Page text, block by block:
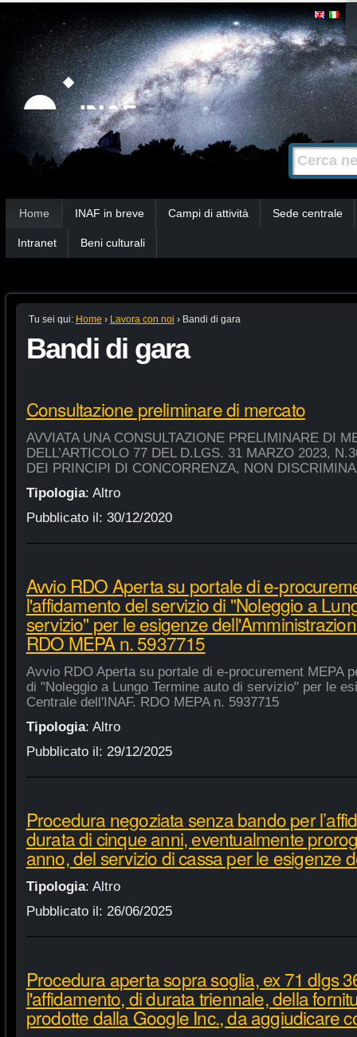
Strumenti
personali
Salta
contenuti.
|
Salta
alla
navigazione
Cerca nel
Ricerca
avanzata…
Home INAF in breve Campi di attività Sede centrale
Intranet Beni culturali
Tu sei qui: Home › Lavora con noi › Bandi di gara
Bandi di gara
Consultazione preliminare di mercato
AVVIATA UNA CONSULTAZIONE PRELIMINARE DI
DELL’ARTICOLO 77 DEL D.LGS. 31 MARZO 2023,
DEI PRINCIPI DI CONCORRENZA, NON
Tipologia: Altro
Pubblicato il: 30/12/2020
Avvio RDO Aperta su portale di e-
l'affidamento del servizio di "Noleggio a
servizio" per le esigenze
RDO MEPA n. 5937715
Avvio RDO Aperta su portale di e-procurement MEPA
di "Noleggio a Lungo Termine auto di servizio" per le
Centrale dell'INAF. RDO MEPA n. 5937715
Tipologia: Altro
Pubblicato il: 29/12/2025
Procedura negoziata senza bando per
durata di cinque anni, eventualmente
anno, del servizio di cassa per le esigenze
Tipologia: Altro
Pubblicato il: 26/06/2025
Procedura aperta sopra soglia, ex 71 dlgs
l'affidamento, di durata triennale, della
prodotte dalla Google Inc., da aggiudicare